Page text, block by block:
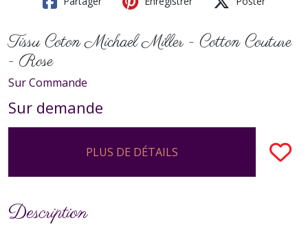
Tissu Coton Michael Miller - Cotton Couture
- Rose
Sur Commande
Sur demande
PLUS DE DÉTAILS
Description